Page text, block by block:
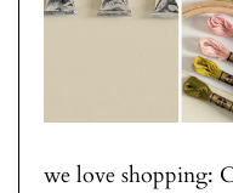
we love shopping: